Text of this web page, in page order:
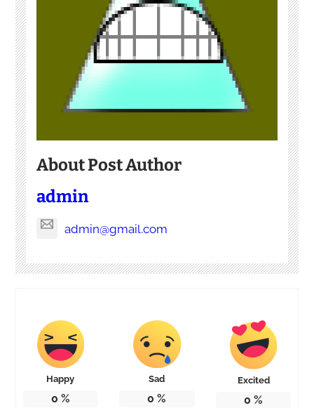
About Post Author
admin
admin@gmail.com
Happy
0 %
Sad
0 %
Excited
0 %